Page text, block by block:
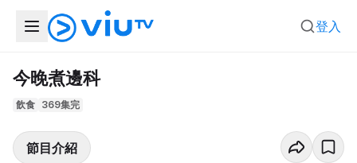
登入
今晚煮邊科
飲食 369集完
節目介紹